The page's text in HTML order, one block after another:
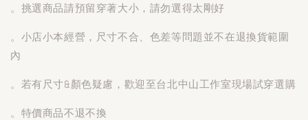
。挑選商品請預留穿著大小，請勿選得太剛好
。小店小本經營，尺寸不合、色差等問題並不在退換貨範圍
內
。若有尺寸&顏色疑慮，歡迎至台北中山工作室現場試穿選購
。特價商品不退不換